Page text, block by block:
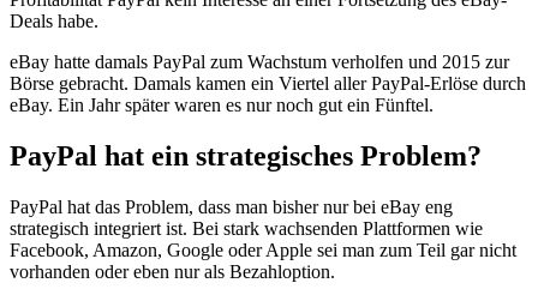
Deals habe.
eBay hatte damals PayPal zum Wachstum verholfen und 2015 zur
Börse gebracht. Damals kamen ein Viertel aller PayPal-Erlöse durch
eBay. Ein Jahr später waren es nur noch gut ein Fünftel.
PayPal hat ein strategisches Problem?
PayPal hat das Problem, dass man bisher nur bei eBay eng
strategisch integriert ist. Bei stark wachsenden Plattformen wie
Facebook, Amazon, Google oder Apple sei man zum Teil gar nicht
vorhanden oder eben nur als Bezahloption.